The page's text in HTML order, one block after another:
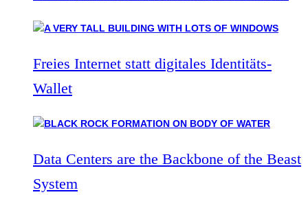
Freies Internet statt digitales Identitäts-
Wallet
Data Centers are the Backbone of the Beast
System